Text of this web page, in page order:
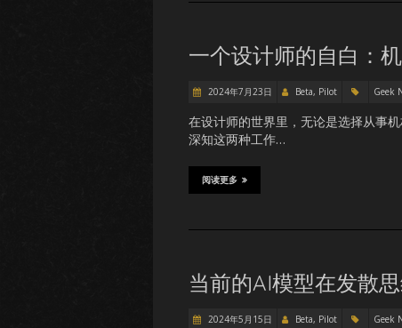
一个设计师的自白：
2024年7月23日 Beta, Pilot Geek
在设计师的世界里，无论是选择从事
深知这两种工作…
阅读更多
当前的AI模型在发散
2024年5月15日 Beta, Pilot Geek